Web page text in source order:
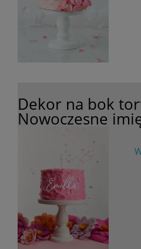
Dekor na bok
Nowoczesne